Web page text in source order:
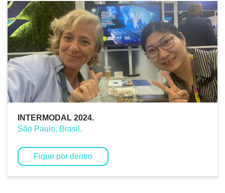
INTERMODAL 2024.
São Paulo, Brasil.
Fique por dentro